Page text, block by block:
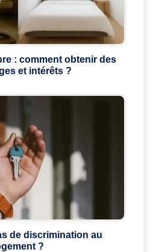
: comment obtenir des
et intérêts ?
de discrimination au
?